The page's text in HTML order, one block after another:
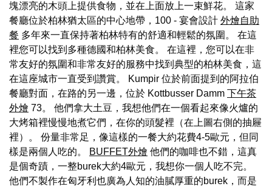
塊漂亮的木頭上提供食物，並在上面放上一束鮮花。 這家
餐廳位於柏林猶太區的中心地帶，100 - 宴會設計 外燴自助
餐 多年來一直保持著柏林特有的舒適和輕鬆的氛圍。 在這
裡您可以找到多種德國和柏林美食。 在這裡，您可以在非
常友好的氛圍和非常友好的服務中找到典型的柏林美食，這
在這座城市一直受到讚賞。 Kumpir 位於前面提到的阿拉伯
餐廳對面，在路的另一邊，位於 Kottbusser Damm 下午茶
外燴 73。 他們拿大土豆，我想他們在一個看起來像火爐的
大烤箱裡慢慢地煮它們，在你的頭髮裡（在上圖右側的抽屜
裡）。 份量非常足，像這樣的一餐大約花費4-5歐元，但同
樣是兩個人吃的。
BUFFET外燴 他們的咖啡也不錯，這真
是個奇蹟，一整burek大約4歐元，我想你一個人吃不完。
他們不製作在匈牙利也廣為人知的油膩厚重的burek，而是